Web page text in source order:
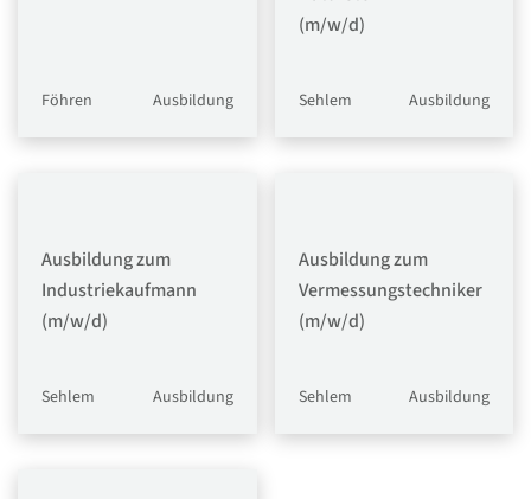
Föhren Ausbildung
(m/w/d)
Sehlem Ausbildung
Ausbildung zum
Industriekaufmann
(m/w/d)
Sehlem Ausbildung
Ausbildung zum
Vermessungstechniker
(m/w/d)
Sehlem Ausbildung